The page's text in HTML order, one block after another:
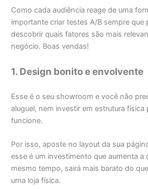
Como cada audiência reage de uma
importante criar testes A/B sempre que
descobrir quais fatores são mais
negócio. Boas vendas!
1. Design bonito e envolvente
Esse é o seu showroom e você não
aluguel, nem investir em estrutura física
funcione.
Por isso, aposte no layout da sua
esse é um investimento que aumenta a
mesmo tempo, sairá mais barato do
uma loja física.